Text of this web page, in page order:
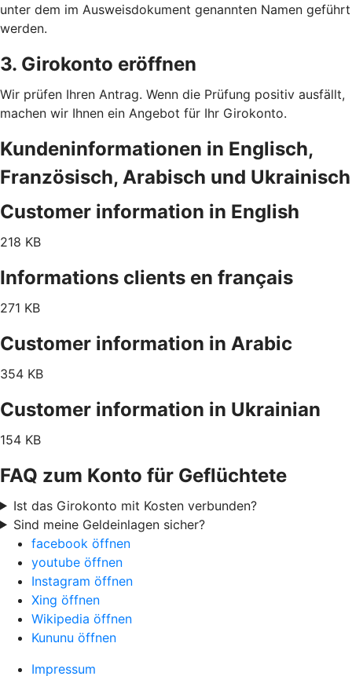
unter dem im Ausweisdokument genannten Namen geführt
werden.
3. Girokonto eröffnen
Wir prüfen Ihren Antrag. Wenn die Prüfung positiv ausfällt,
machen wir Ihnen ein Angebot für Ihr Girokonto.
Kundeninformationen in Englisch,
Französisch, Arabisch und Ukrainisch
Customer information in English
218 KB
Informations clients en français
271 KB
Customer information in Arabic
354 KB
Customer information in Ukrainian
154 KB
FAQ zum Konto für Geflüchtete
Ist das Girokonto mit Kosten verbunden?
Sind meine Geldeinlagen sicher?
facebook öffnen
youtube öffnen
Instagram öffnen
Xing öffnen
Wikipedia öffnen
Kununu öffnen
Impressum